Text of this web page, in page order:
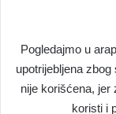
Pogledajmo u
upotrijebljena
nije korišćena, jer
koristi i